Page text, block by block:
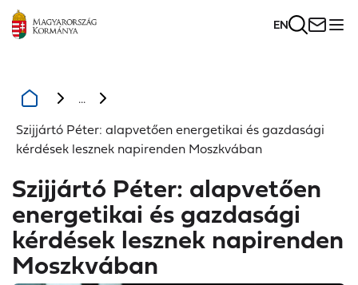
EN
...
Szijjártó Péter: alapvetően energetikai és gazdasági
kérdések lesznek napirenden Moszkvában
Szijjártó Péter: alapvetően
energetikai és gazdasági
kérdések lesznek napirenden
Moszkvában